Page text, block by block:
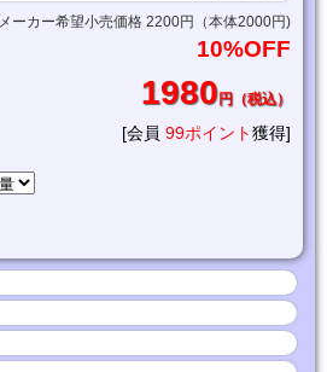
メーカー希望小売価格 2200円（本体2000円)
10%OFF
1980円（税込）
[会員 99ポイント獲得]